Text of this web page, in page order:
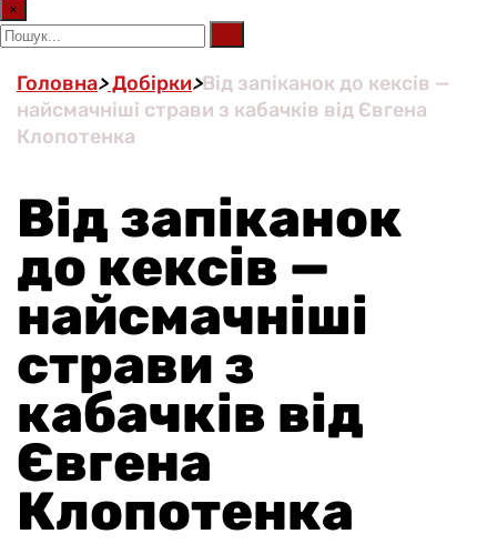
×
Головна>Добірки>Від запіканок до кексів —
найсмачніші страви з кабачків від Євгена
Клопотенка
Від запіканок
до кексів —
найсмачніші
страви з
кабачків від
Євгена
Клопотенка